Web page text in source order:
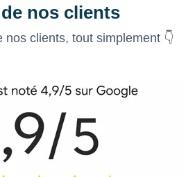
nos clients
nos clients, tout simplement 👇